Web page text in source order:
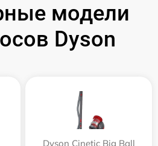
модели
Dyson
Dyson Cinetic Big Ball